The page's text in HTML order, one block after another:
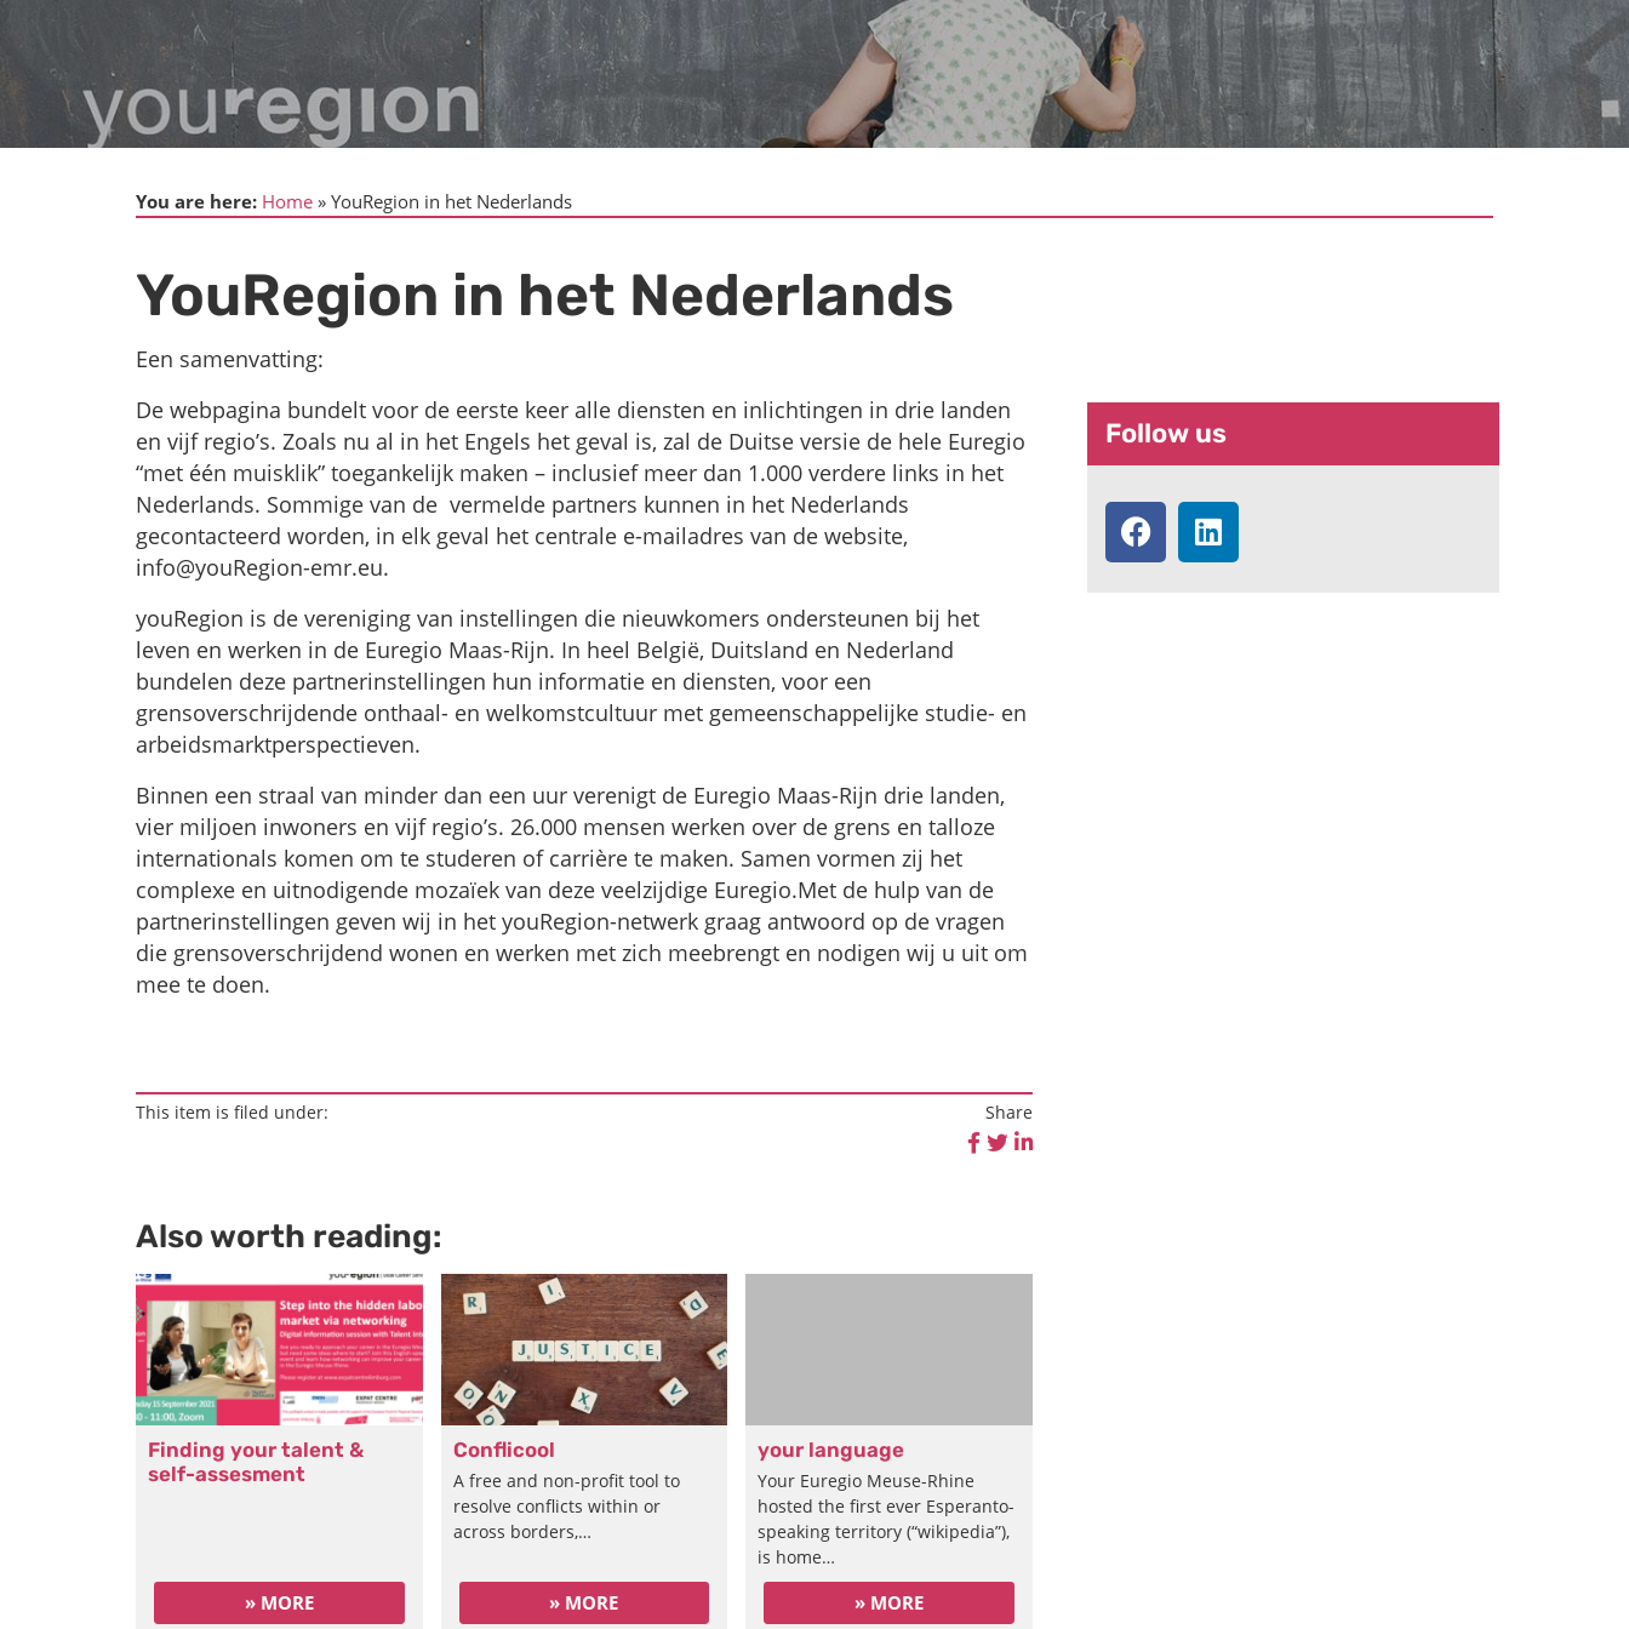
You are here: Home YouRegion in het Nederlands
YouRegion in het Nederlands
Een samenvatting:
De webpagina bundelt voor de eerste keer alle diensten en inlichtingen in drie landen
en vijf regio’s. Zoals nu al in het Engels het geval is, zal de Duitse versie de hele Euregio
“met één muisklik” toegankelijk maken – inclusief meer dan 1.000 verdere links in het
Nederlands. Sommige van de vermelde partners kunnen in het Nederlands
gecontacteerd worden, in elk geval het centrale e-mailadres van de website,
info@youRegion-emr.eu.
youRegion is de vereniging van instellingen die nieuwkomers ondersteunen bij het
leven en werken in de Euregio Maas-Rijn. In heel België, Duitsland en Nederland
bundelen deze partnerinstellingen hun informatie en diensten, voor een
grensoverschrijdende onthaal- en welkomstcultuur met gemeenschappelijke studie- en
arbeidsmarktperspectieven.
Binnen een straal van minder dan een uur verenigt de Euregio Maas-Rijn drie landen,
vier miljoen inwoners en vijf regio’s. 26.000 mensen werken over de grens en talloze
internationals komen om te studeren of carrière te maken. Samen vormen zij het
complexe en uitnodigende mozaïek van deze veelzijdige Euregio.Met de hulp van de
partnerinstellingen geven wij in het youRegion-netwerk graag antwoord op de vragen
die grensoverschrijdend wonen en werken met zich meebrengt en nodigen wij u uit om
mee te doen.
This item is filed under: Share
Also worth reading:
Finding your talent &
self-assesment
» MORE
Conflicool
A free and non-profit tool to
resolve conflicts within or
across borders,…
» MORE
your language
Your Euregio Meuse-Rhine
hosted the first ever Esperanto-
speaking territory (“wikipedia”),
is home…
» MORE
Follow us